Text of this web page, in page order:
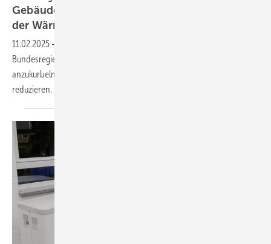
Gebäude-Allianz fordert: Kein Rückschritt bei
der Wärmewende
11.02.2025 -
Bundesregierung, die Versorgung mit erneuerbarer Wärme
anzukurbeln und den Energieverbrauch von Gebäuden zu
reduzieren.